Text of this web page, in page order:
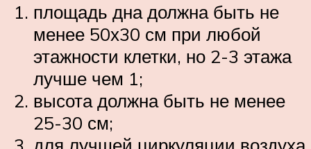
площадь дна должна быть не
менее 50х30 см при любой
этажности клетки, но 2-3 этажа
лучше чем 1;
высота должна быть не менее
25-30 см;